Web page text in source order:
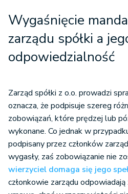
Wygaśnięcie
zarządu spółki a
odpowiedzialność
Zarząd spółki z o.o. prowadzi
oznacza, że podpisuje szereg
zobowiązań, które prędzej lub
wykonane. Co jednak w
podpisany przez członków
wygasły, zaś zobowiązanie nie
wierzyciel domaga się jego
członkowie zarządu